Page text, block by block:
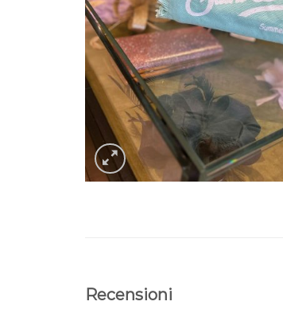
Recensioni